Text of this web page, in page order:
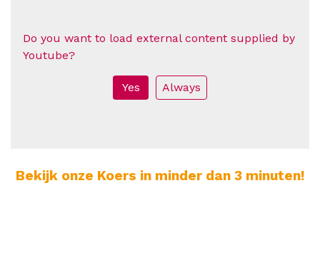
Do you want to load external content supplied by
Youtube?
Yes Always
Bekijk onze Koers in minder dan 3 minuten!